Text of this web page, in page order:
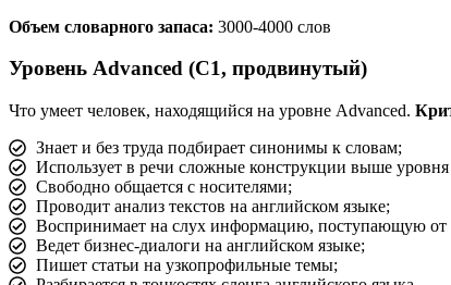
Объем словарного запаса: 3000-4000 слов
Уровень Advanced (C1, продвинутый)
Что умеет человек, находящийся на уровне Advanced.
Знает и без труда подбирает синонимы к словам;
Использует в речи сложные конструкции выше уровня
Свободно общается с носителями;
Проводит анализ текстов на английском языке;
Воспринимает на слух информацию, поступающую от
Ведет бизнес-диалоги на английском языке;
Пишет статьи на узкопрофильные темы;